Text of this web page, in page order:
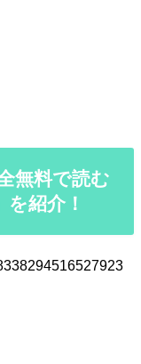
無料で読む
紹介！